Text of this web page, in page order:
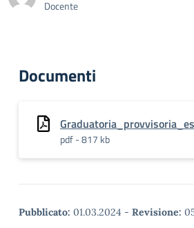
Docente
Documenti
pdf - 817 kb
Pubblicato: 01.03.2024 - Revisione: